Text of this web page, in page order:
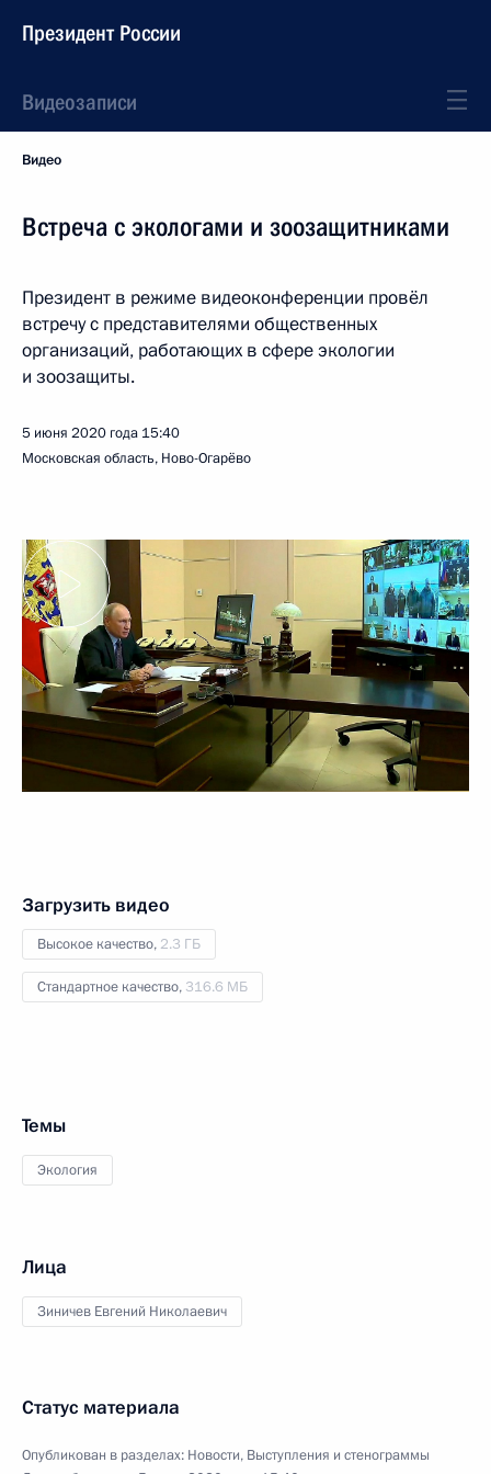
Президент России
Видеозаписи
Видео
Встреча с экологами и зоозащитниками
Президент в режиме видеоконференции провёл
встречу с представителями общественных
организаций, работающих в сфере экологии
и зоозащиты.
5 июня 2020 года 15:40
Московская область, Ново-Огарёво
Загрузить видео
Высокое качество, 2.3 ГБ
Стандартное качество, 316.6 МБ
Темы
Экология
Лица
Зиничев Евгений Николаевич
Статус материала
Опубликован в разделах: Новости, Выступления и стенограммы